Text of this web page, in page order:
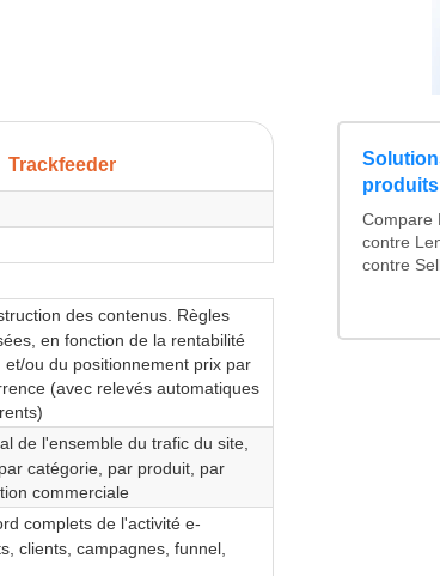
Trackfeeder
des contenus. Règles
en fonction de la rentabilité
ou du positionnement prix par
(avec relevés automatiques
de l'ensemble du trafic du site,
catégorie, par produit, par
commerciale
complets de l'activité e-
clients, campagnes, funnel,
Compare
contre
contre